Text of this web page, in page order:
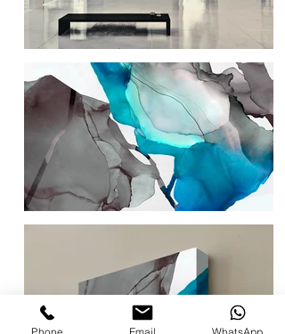
Phone Email WhatsApp